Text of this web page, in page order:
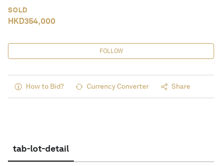
SOLD
HKD354,000
FOLLOW
How to Bid? Currency Converter Share
tab-lot-detail